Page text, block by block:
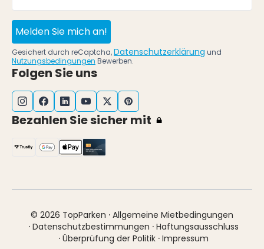
Melden Sie mich an!
Gesichert durch reCaptcha,Datenschutzerklärung und
Nutzungsbedingungen Bewerben.
Folgen Sie uns
Bezahlen Sie sicher mit
© 2026 TopParken · Allgemeine Mietbedingungen
· Datenschutzbestimmungen · Haftungsausschluss
· Überprüfung der Politik · Impressum